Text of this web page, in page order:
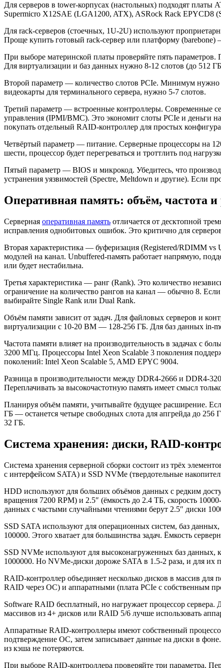
Для серверов в tower-корпусах (настольных) подходят
Supermicro X12SAE (LGA1200, ATX), ASRock Rack EPYCD8
Для rack-серверов (стоечных, 1U-2U) используют
Проще купить готовый rack-сервер или платформу
При выборе материнской платы проверяйте пять
Для виртуализации и баз данных нужно 8-12 слотов (до 512
Второй параметр — количество слотов PCIe. Минимум нужно
видеокарты для терминального сервера, нужно 5-7 слотов.
Третий параметр — встроенные контроллеры. Современные
управления (IPMI/BMC). Это экономит слоты PCIe и деньги
покупать отдельный RAID-контроллер для простых
Четвёртый параметр — питание. Серверные процессоры на
шести, процессор будет перегреваться и троттлить под
Пятый параметр — BIOS и микрокод. Убедитесь, что
устранения уязвимостей (Spectre, Meltdown и другие). Если
Оперативная память: объём, частота и
Серверная оперативная память отличается от десктопной
исправления однобитовых ошибок. Это критично для
Вторая характеристика — буферизация (Registered/RDIMM
модулей на канал. Unbuffered-память работает напрямую,
или будет нестабильна.
Третья характеристика — ранг (Rank). Это количество
ограничение на количество рангов на канал — обычно 8.
выбирайте Single Rank или Dual Rank.
Объём памяти зависит от задач. Для файловых серверов и
виртуализации с 10-20 ВМ — 128-256 ГБ. Для баз данных
Частота памяти влияет на производительность в задачах с
3200 МГц. Процессоры Intel Xeon Scalable 3 поколения
поколений: Intel Xeon Scalable 5, AMD EPYC 9004.
Разница в производительности между DDR4-2666 и DDR4-
Переплачивать за высокочастотную память имеет смысл
Планируя объём памяти, учитывайте будущее расширение.
ГБ — останется четыре свободных слота для апгрейда до
32 ГБ.
Система хранения: диски, RAID-
Система хранения серверной сборки состоит из трёх
с интерфейсом SATA) и SSD NVMe (твердотельные
HDD используют для больших объёмов данных с редким
вращения 7200 RPM) и 2.5″ (ёмкость до 2.4 ТБ, скорость
данных с частыми случайными чтениями берут 2.5″ диски
SSD SATA используют для операционных систем, баз
100000. Этого хватает для большинства задач. Ёмкость
SSD NVMe используют для высоконагруженных баз
1000000. Но NVMe-диски дороже SATA в 1.5-2 раза, и для
RAID-контроллер объединяет несколько дисков в массив
RAID через ОС) и аппаратными (плата PCIe с собственным
Software RAID бесплатный, но нагружает процессор
массивов из 4+ дисков или RAID 5/6 лучше использовать
Аппаратные RAID-контроллеры имеют собственный
подтверждение ОС, затем записывает данные на диски в
из кэша не потеряются.
При выборе RAID-контроллера проверяйте три параметра.